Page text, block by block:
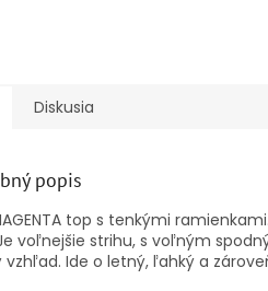
Diskusia
popis
top s tenkými
voľnejšie strihu, s voľným
vzhľad. Ide o letný, ľahký a